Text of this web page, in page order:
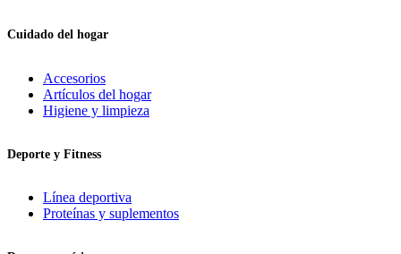
Cuidado del hogar
Accesorios
Artículos del hogar
Higiene y limpieza
Deporte y Fitness
Línea deportiva
Proteínas y suplementos